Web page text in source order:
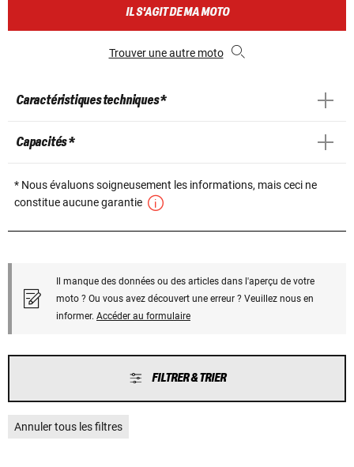
IL S'AGIT DE MA MOTO
Trouver une autre moto
Caractéristiques techniques *
Capacités *
* Nous évaluons soigneusement les informations, mais ceci ne
constitue aucune garantie
Il manque des données ou des articles dans l'aperçu de votre
moto ? Ou vous avez découvert une erreur ? Veuillez nous en
informer. Accéder au formulaire
FILTRER & TRIER
Annuler tous les filtres